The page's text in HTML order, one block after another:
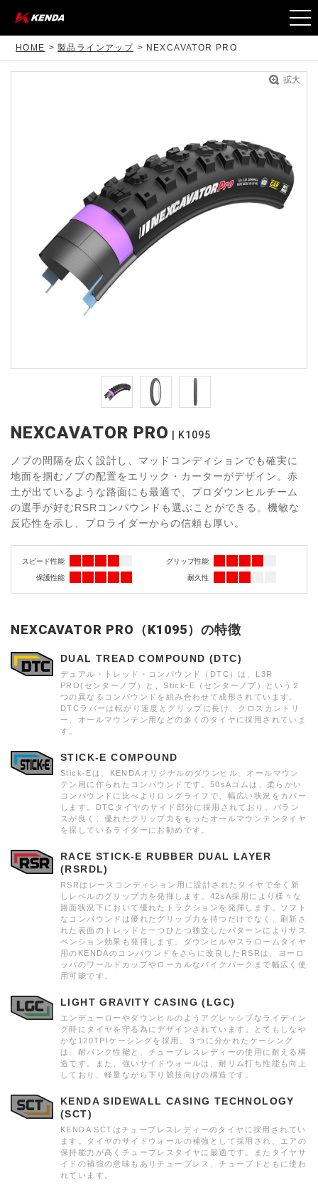
HOME 製品ラインアップ NEXCAVATOR PRO
拡大
NEXCAVATOR PRO K1095
ノブの間隔を広く設計し、マッドコンディションでも確実に
地面を掴むノブの配置をエリック・カーターがデザイン。赤
土が出ているような路面にも最適で、プロダウンヒルチーム
の選手が好むRSRコンパウンドも選ぶことができる。機敏な
反応性を示し、プロライダーからの信頼も厚い。
スピード性能 グリップ性能
保護性能 耐久性
NEXCAVATOR PRO（K1095）の特徴
DUAL TREAD COMPOUND (DTC)
デュアル・トレッド・コンパウンド（DTC）は、L3R
PRO(センターノブ）と、Stick-E（センターノブ）という２
つの異なるコンパウンドを組み合わせて成形されています。
DTCラバーは転がり速度とグリップに長け、クロスカントリ
ー、オールマウンテン用などの多くのタイヤに採用されていま
す。
STICK-E COMPOUND
Stick-Eは、KENDAオリジナルのダウンヒル、オールマウン
テン用に作られたコンパウンドです。50sAゴムは、柔らかい
コンパウンドに比べよりロングライフで、幅広い状況をカバー
します。DTCタイヤのサイド部分に採用されており、バラン
スが良く、優れたグリップ力をもったオールマウンテンタイヤ
を探しているライダーにお勧めです。
RACE STICK-E RUBBER DUAL LAYER
(RSRDL)
RSRはレースコンディション用に設計されたタイヤで全く新
しレベルのグリップ力を発揮します。42sA採用により様々な
路面状況下において優れたトラクションを発揮します。ソフト
なコンパウンドは優れたグリップ力を持つだけでなく、刷新さ
れた表面のトレッドと一つひとつ独立したパターンによりサス
ペンション効果も発揮します。ダウンヒルやスラロームタイヤ
用のKENDAのコンパウンドをさらに改良したRSRは、ヨーロ
ッパのワールドカップやローカルなバイクパークまで幅広く使
用可能です。
LIGHT GRAVITY CASING (LGC)
エンデューローやダウンヒルのようアグレッシブなライディン
グ時にタイヤを守る為にデザインされています。とてもしなや
かな120TPIケーシングを採用。３つに分かれたケーシング
は、耐パンク性能と、チューブレスレディーの使用に耐える構
造です。また、強いサイドウォールは、耐リム打ち性能も向上
しており、軽量ながら下り競技向けの構造です。
KENDA SIDEWALL CASING TECHNOLOGY
(SCT)
KENDA SCTはチューブレスレディーのタイヤに採用されてい
ます。タイヤのサイドウォールの補強として採用され、エアの
保持能力が高くチューブレスタイヤに最適です。またタイヤサ
イドの補強の意味もありチューブレス、チューブドともに使わ
れています。